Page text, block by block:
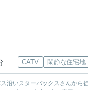
CATV 閑静な住宅地
沿いスターバックスさんから